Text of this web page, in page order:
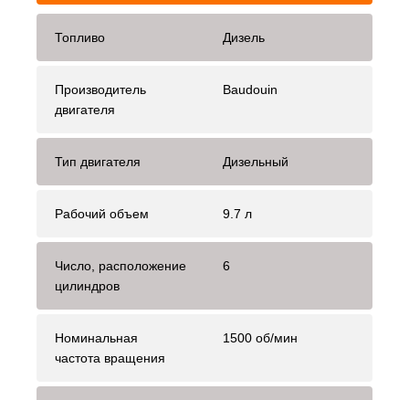
Топливо Дизель
Производитель
двигателя
Baudouin
Тип двигателя Дизельный
Рабочий объем 9.7 л
Число, расположение
цилиндров
6
Номинальная
частота вращения
1500 об/мин